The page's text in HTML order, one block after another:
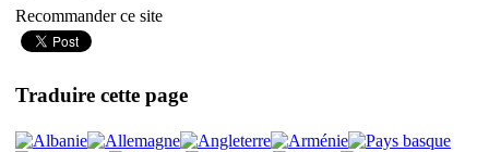
Recommander ce site
Traduire cette page